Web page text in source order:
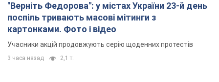
"Верніть Федорова": у містах України 23-й день
поспіль тривають масові мітинги з
картонками. Фото і відео
Учасники акцій продовжують серію щоденних протестів
3 часа назад 2,1 т.